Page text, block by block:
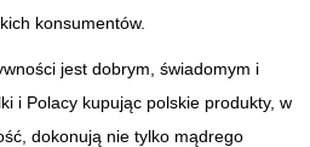
konsumentów.
jest dobrym, świadomym i
i Polacy kupując polskie produkty, w
dokonują nie tylko mądrego